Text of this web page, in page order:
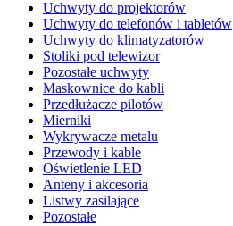
Uchwyty do projektorów
Uchwyty do telefonów i tabletów
Uchwyty do klimatyzatorów
Stoliki pod telewizor
Pozostałe uchwyty
Maskownice do kabli
Przedłużacze pilotów
Mierniki
Wykrywacze metalu
Przewody i kable
Oświetlenie LED
Anteny i akcesoria
Listwy zasilające
Pozostałe